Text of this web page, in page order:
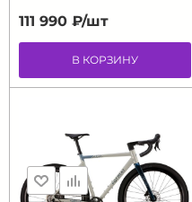
111 990 ₽/шт
В КОРЗИНУ